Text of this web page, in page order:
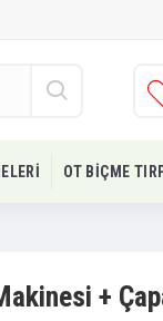
OT BIÇME
+